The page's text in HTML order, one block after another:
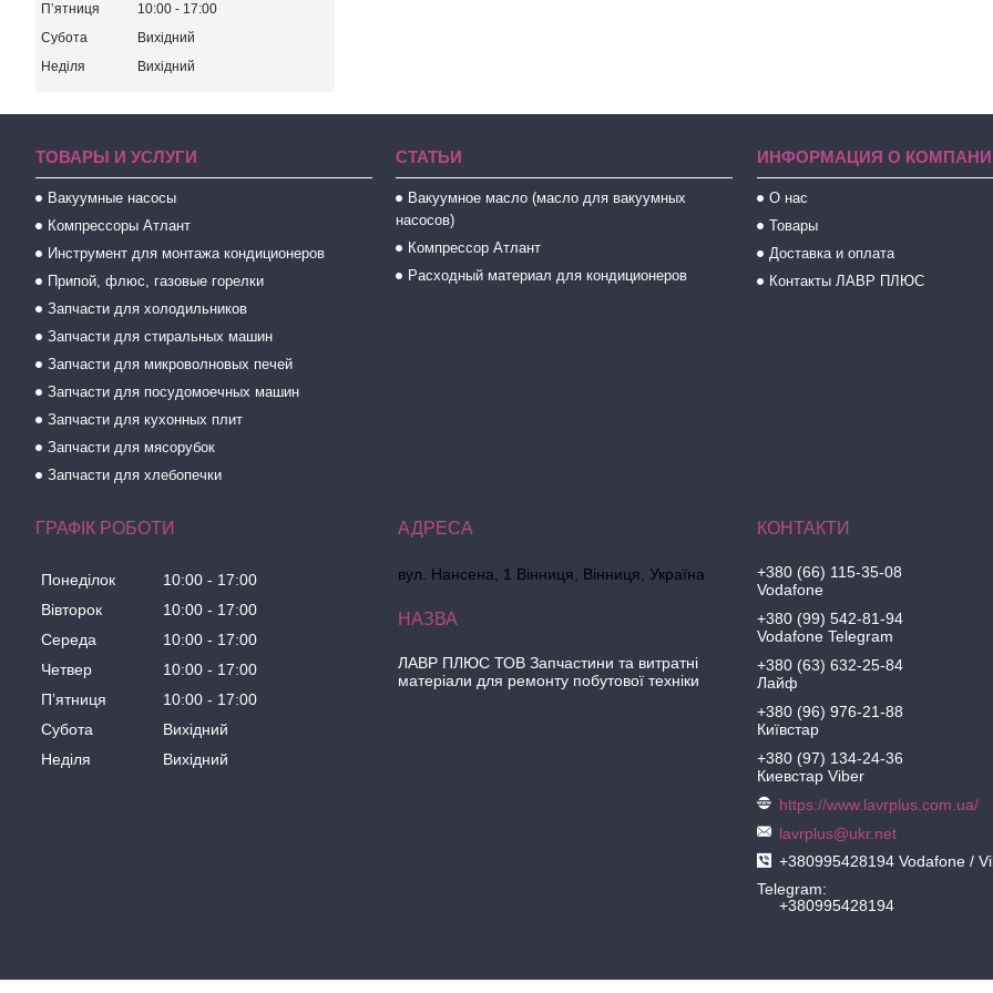
Пʼятниця 10:00
17:00
Субота
Вихідний
Неділя
Вихідний
ТОВАРЫ И УСЛУГИ
Вакуумные насосы
Компрессоры Атлант
Инструмент для монтажа кондиционеров
Припой, флюс, газовые горелки
Запчасти для холодильников
Запчасти для стиральных машин
Запчасти для микроволновых печей
Запчасти для посудомоечных машин
Запчасти для кухонных плит
Запчасти для мясорубок
Запчасти для хлебопечки
СТАТЬИ
Вакуумное масло (масло для вакуумных
насосов)
Компрессор Атлант
Расходный материал для кондиционеров
ИНФОРМАЦИЯ О
О нас
Товары
Доставка и оплата
Контакты ЛАВР ПЛЮС
ГРАФІК РОБОТИ
Понеділок 10:00
17:00
Вівторок
10:00
17:00
Середа
10:00
17:00
Четвер
10:00
17:00
Пʼятниця
10:00
17:00
Субота
Вихідний
Неділя
Вихідний
вул. Нансена, 1 Вінниця, Вінниця, Україна
ЛАВР ПЛЮС ТОВ Запчастини та витратні
матеріали для ремонту побутової техніки
+380 (66) 115-35-08
Vodafone
+380 (99) 542-81-94
Vodafone Telegram
+380 (63) 632-25-84
Лайф
+380 (96) 976-21-88
Київстар
+380 (97) 134-24-36
Киевстар Viber
https://www.lavrplus.com.ua/
lavrplus@ukr.net
+380995428194 Vodafone /
Telegram
+380995428194